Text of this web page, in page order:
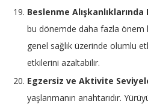
Beslenme Alışkanlıklarında
bu dönemde daha fazla önem
genel sağlık üzerinde olumlu
etkilerini azaltabilir.
Egzersiz ve Aktivite
yaşlanmanın anahtarıdır.